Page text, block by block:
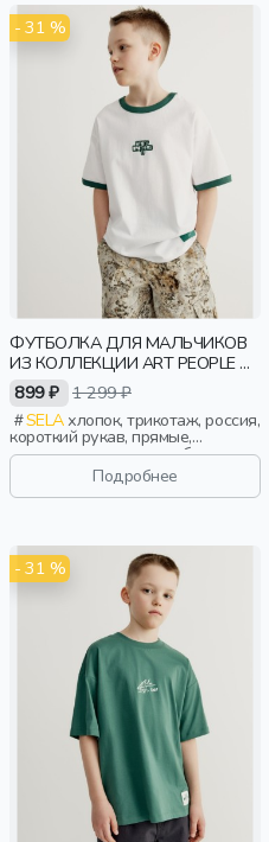
- 31 %
ФУТБОЛКА ДЛЯ МАЛЬЧИКОВ
ИЗ КОЛЛЕКЦИИ ART PEOPLE С
ANGRY BROTHERS 11
899 ₽ 1 299 ₽
SELAхлопок, трикотаж, россия,
короткий рукав, прямые,
короткие, манжета, свободные,
принт, вырез, круглый вырез,
винтаж, мальчики, дети
Подробнее
- 31 %